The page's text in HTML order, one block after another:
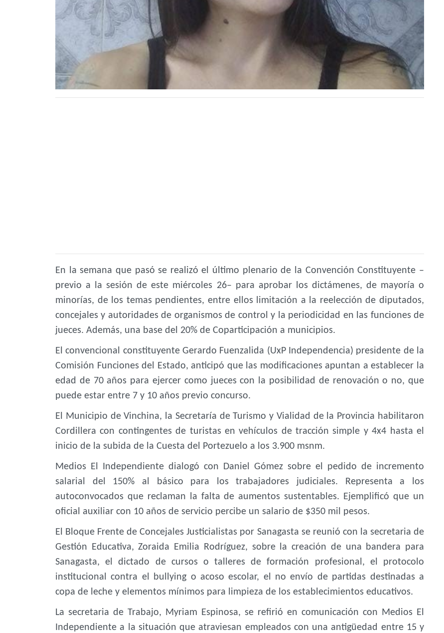
En la semana que pasó se realizó el último plenario de la Convención Constituyente –
previo a la sesión de este miércoles 26– para aprobar los dictámenes, de mayoría o
minorías, de los temas pendientes, entre ellos limitación a la reelección de diputados,
concejales y autoridades de organismos de control y la periodicidad en las funciones de
jueces. Además, una base del 20% de Coparticipación a municipios.
El convencional constituyente Gerardo Fuenzalida (UxP Independencia) presidente de la
Comisión Funciones del Estado, anticipó que las modificaciones apuntan a establecer la
edad de 70 años para ejercer como jueces con la posibilidad de renovación o no, que
puede estar entre 7 y 10 años previo concurso.
El Municipio de Vinchina, la Secretaría de Turismo y Vialidad de la Provincia habilitaron
Cordillera con contingentes de turistas en vehículos de tracción simple y 4x4 hasta el
inicio de la subida de la Cuesta del Portezuelo a los 3.900 msnm.
Medios El Independiente dialogó con Daniel Gómez sobre el pedido de incremento
salarial del 150% al básico para los trabajadores judiciales. Representa a los
autoconvocados que reclaman la falta de aumentos sustentables. Ejemplificó que un
oficial auxiliar con 10 años de servicio percibe un salario de $350 mil pesos.
El Bloque Frente de Concejales Justicialistas por Sanagasta se reunió con la secretaria de
Gestión Educativa, Zoraida Emilia Rodríguez, sobre la creación de una bandera para
Sanagasta, el dictado de cursos o talleres de formación profesional, el protocolo
institucional contra el bullying o acoso escolar, el no envío de partidas destinadas a
copa de leche y elementos mínimos para limpieza de los establecimientos educativos.
La secretaria de Trabajo, Myriam Espinosa, se refirió en comunicación con Medios El
Independiente a la situación que atraviesan empleados con una antigüedad entre 15 y